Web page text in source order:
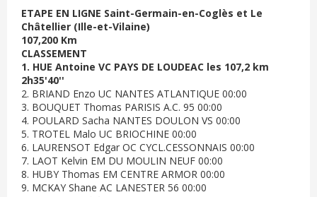
ETAPE EN LIGNE Saint-Germain-en-Coglès et Le
Châtellier (Ille-et-Vilaine)
107,200 Km
CLASSEMENT
1. HUE Antoine VC PAYS DE LOUDEAC les 107,2 km
2h35'40''
2. BRIAND Enzo UC NANTES ATLANTIQUE 00:00
3. BOUQUET Thomas PARISIS A.C. 95 00:00
4. POULARD Sacha NANTES DOULON VS 00:00
5. TROTEL Malo UC BRIOCHINE 00:00
6. LAURENSOT Edgar OC CYCL.CESSONNAIS 00:00
7. LAOT Kelvin EM DU MOULIN NEUF 00:00
8. HUBY Thomas EM CENTRE ARMOR 00:00
9. MCKAY Shane AC LANESTER 56 00:00